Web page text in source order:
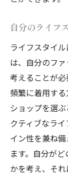
自分のライフ
ライフスタイ
は、自分のフ
考えることが
頻繁に着用す
ショップを選
クティブなラ
イン性を兼ね
ます。自分が
かを考え、そ